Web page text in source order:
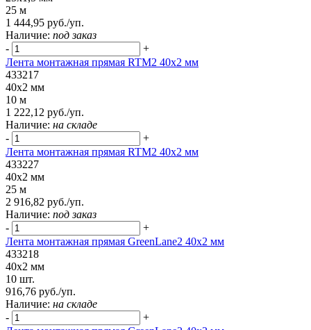
25 м
1 444,95 руб./уп.
Наличие: под заказ
-
+
Лента монтажная прямая RTM2 40x2 мм
433217
40x2 мм
10 м
1 222,12 руб./уп.
Наличие: на складе
-
+
Лента монтажная прямая RTM2 40x2 мм
433227
40x2 мм
25 м
2 916,82 руб./уп.
Наличие: под заказ
-
+
Лента монтажная прямая GreenLane2 40x2 мм
433218
40x2 мм
10 шт.
916,76 руб./уп.
Наличие: на складе
-
+